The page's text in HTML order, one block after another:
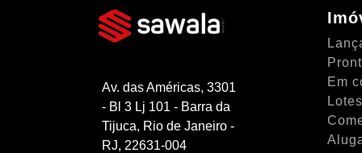
Av. das Américas, 3301
- Bl 3 Lj 101 - Barra da
Tijuca, Rio de Janeiro -
RJ, 22631-004
Em